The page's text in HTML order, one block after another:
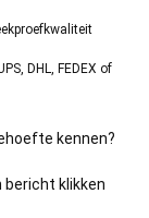
DHL, FEDEX of
kennen?
bericht klikken